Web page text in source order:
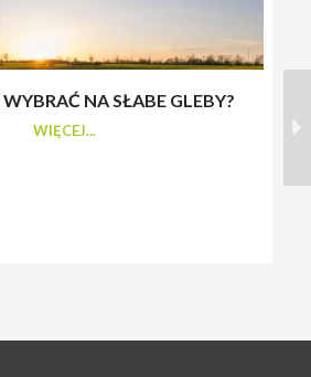
NA SŁABE GLEBY?
WIĘCEJ...